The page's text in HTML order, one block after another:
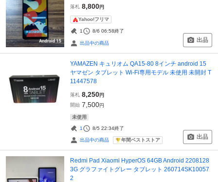
落札 8,800円
Yahoo!フリマ
1 8/6 06:58終了
出品中の商品 出品
YAMAZEN キュリオム QA15-80 8インチ android 15
ヤマゼン タブレット Wi-Fi専用モデル 未使用 未開封 T
11447578
落札 8,250円
開始 7,500円
未使用
1 8/5 22:34終了
出品中の商品 年間ベストストア 出品
Redmi Pad Xiaomi HyperOS 64GB Android 2208128
3G グラファイトグレー タブレット 260714SK10057
2